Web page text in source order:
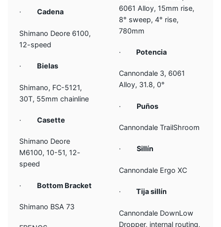
·Cadena
Shimano Deore 6100,
12-speed
· Bielas
Shimano, FC-5121,
30T, 55mm chainline
·Casette
Shimano Deore
M6100, 10-51, 12-
speed
· Bottom Bracket
Shimano BSA 73
6061 Alloy, 15mm rise,
8° sweep, 4° rise,
780mm
· Potencia
Cannondale 3, 6061
Alloy, 31.8, 0°
· Puños
Cannondale TrailShroom
·Sillín
Cannondale Ergo XC
· Tija sillín
Cannondale DownLow
Dropper, internal routing,